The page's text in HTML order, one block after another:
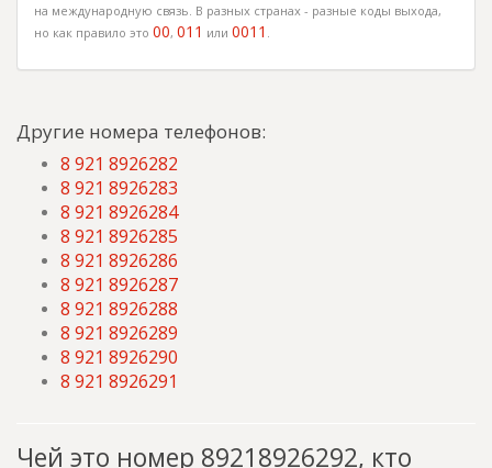
на международную связь. В разных странах - разные коды выхода,
но как правило это 00, 011 или 0011 .
Другие номера телефонов:
8 921 8926282
8 921 8926283
8 921 8926284
8 921 8926285
8 921 8926286
8 921 8926287
8 921 8926288
8 921 8926289
8 921 8926290
8 921 8926291
Чей это номер 89218926292, кто